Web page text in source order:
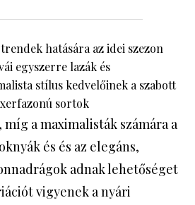
hatására az idei szezon
egyszerre lazák és
stílus kedvelőinek a szabott
sortok
a maximalisták számára a
és és az elegáns,
adnak lehetőséget
vigyenek a nyári